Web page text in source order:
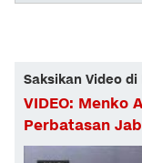
Saksikan Video
VIDEO: Menko
Perbatasan